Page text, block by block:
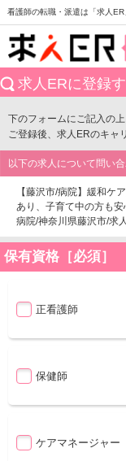
看護師の転職・派遣は「求人
求人ERに登録
下のフォームにご記入の
ご登録後、求人ERのキャ
以下の求人について問い
【藤沢市/病院】緩和ケ
あり、子育て中の方も安
病院/神奈川県藤沢市/求
保有資格［必須］
正看護師
保健師
ケアマネージャー